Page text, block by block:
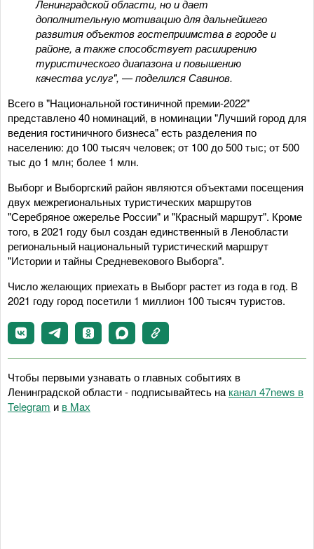
Ленинградской области, но и дает
дополнительную мотивацию для дальнейшего
развития объектов гостеприимства в городе и
районе, а также способствует расширению
туристического диапазона и повышению
качества услуг", — поделился Савинов.
Всего в "Национальной гостиничной премии-2022"
представлено 40 номинаций, в номинации "Лучший город для
ведения гостиничного бизнеса" есть разделения по
населению: до 100 тысяч человек; от 100 до 500 тыс; от 500
тыс до 1 млн; более 1 млн.
Выборг и Выборгский район являются объектами посещения
двух межрегиональных туристических маршрутов
"Серебряное ожерелье России" и "Красный маршрут". Кроме
того, в 2021 году был создан единственный в Ленобласти
региональный национальный туристический маршрут
"Истории и тайны Средневекового Выборга".
Число желающих приехать в Выборг растет из года в год. В
2021 году город посетили 1 миллион 100 тысяч туристов.
Чтобы первыми узнавать о главных событиях в
Ленинградской области - подписывайтесь на канал 47news в
Telegram и в Maх